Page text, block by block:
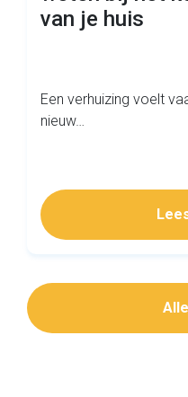
van je huis
Een verhuizing voelt
nieuw…